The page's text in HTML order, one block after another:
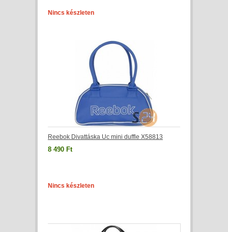
Nincs készleten
Reebok Divattáska Uc mini duffle X58813
8 490 Ft
Nincs készleten